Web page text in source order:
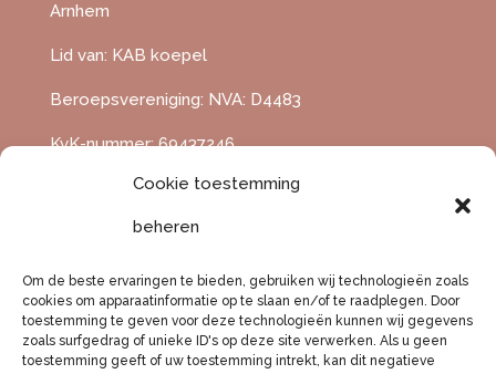
Cookie toestemming
beheren
Om de beste ervaringen te bieden, gebruiken wij technologieën zoals
cookies om apparaatinformatie op te slaan en/of te raadplegen. Door
toestemming te geven voor deze technologieën kunnen wij gegevens
zoals surfgedrag of unieke ID's op deze site verwerken. Als u geen
toestemming geeft of uw toestemming intrekt, kan dit negatieve
Arnhem
Lid van: KAB koepel
Beroepsvereniging: NVA: D4483
KvK-nummer: 69437246
btw-id NL001859839B36
Disclaimer Cookiewetgeving